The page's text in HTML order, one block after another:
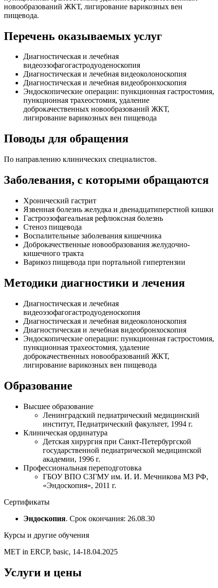
новообразований ЖКТ, лигирование варикозных вен
пищевода.
Перечень оказываемых услуг
Диагностическая и лечебная
видеоэзофагогастродуоденоскопия
Диагностическая и лечебная видеоколоноскопия
Диагностическая и лечебная видеобронхоскопия
Эндоскопические операции: пункционная гастростомия,
пункционная трахеостомия, удаление
доброкачественных новообразований ЖКТ,
лигирование варикозных вен пищевода
Поводы для обращения
По направлению клинических специалистов.
Заболевания, с которыми обращаются
Хронический гастрит
Язвенная болезнь желудка и двенадцатиперстной кишки
Гастроэзофагеальная рефлюксная болезнь
Стеноз пищевода
Воспалительные заболевания кишечника
Доброкачественные новообразования желудочно-
кишечного тракта
Варикоз пищевода при портальной гипертензии
Методики диагностики и лечения
Диагностическая и лечебная
видеоэзофагогастродуоденоскопия
Диагностическая и лечебная видеоколоноскопия
Диагностическая и лечебная видеобронхоскопия
Эндоскопические операции: пункционная гастростомия,
пункционная трахеостомия, удаление
доброкачественных новообразований ЖКТ,
лигирование варикозных вен пищевода
Образование
Высшее образование
Ленинградский педиатрический медицинский
институт, Педиатрический факультет, 1994 г.
Клиническая ординатура
Детская хирургия при Санкт-Петербургской
государственной педиатрической медицинской
академии, 1996 г.
Профессиональная переподготовка
ГБОУ ВПО СЗГМУ им. И. И. Мечникова МЗ РФ,
«Эндоскопия», 2011 г.
Сертификаты
Эндоскопия. Срок окончания: 26.08.30
Курсы и другие обучения
MET in ERCP, basic, 14-18.04.2025
Услуги и цены